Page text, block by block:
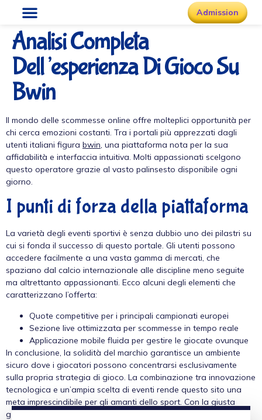
Admission
Analisi Completa
Dell’esperienza Di Gioco Su
Bwin
Il mondo delle scommesse online offre molteplici opportunità per
chi cerca emozioni costanti. Tra i portali più apprezzati dagli
utenti italiani figura bwin, una piattaforma nota per la sua
affidabilità e interfaccia intuitiva. Molti appassionati scelgono
questo operatore grazie al vasto palinsesto disponibile ogni
giorno.
I punti di forza della piattaforma
La varietà degli eventi sportivi è senza dubbio uno dei pilastri su
cui si fonda il successo di questo portale. Gli utenti possono
accedere facilmente a una vasta gamma di mercati, che
spaziano dal calcio internazionale alle discipline meno seguite
ma altrettanto appassionanti. Ecco alcuni degli elementi che
caratterizzano l’offerta:
Quote competitive per i principali campionati europei
Sezione live ottimizzata per scommesse in tempo reale
Applicazione mobile fluida per gestire le giocate ovunque
In conclusione, la solidità del marchio garantisce un ambiente
sicuro dove i giocatori possono concentrarsi esclusivamente
sulla propria strategia di gioco. La combinazione tra innovazione
tecnologica e un’ampia scelta di eventi rende questo sito una
meta imprescindibile per gli amanti dello sport. Con la giusta
gestione del bankroll, ogni sessione di gioco può trasformarsi in